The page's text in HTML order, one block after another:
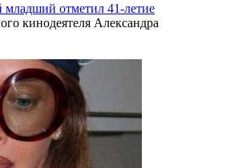
младший отметил 41-летие
кинодеятеля Александра